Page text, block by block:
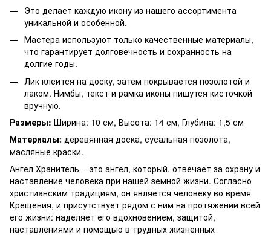
Это делает каждую икону из нашего ассортимента
уникальной и особенной.
Мастера используют только качественные материалы,
что гарантирует долговечность и сохранность на
долгие годы.
Лик клеится на доску, затем покрывается позолотой и
лаком. Нимбы, текст и рамка иконы пишутся кисточкой
вручную.
Размеры: Ширина: 10 см, Высота: 14 см, Глубина: 1,5 см
Материалы: деревянная доска, сусальная позолота,
масляные краски.
Ангел Хранитель – это ангел, который, отвечает за охрану и
наставление человека при нашей земной жизни. Согласно
христианским традициям, он является человеку во время
Крещения, и присутствует рядом с ним на протяжении всей
его жизни: наделяет его вдохновением, защитой,
наставлениями и помощью в трудных жизненных